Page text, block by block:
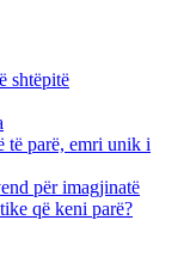
shtëpitë
të parë, emri unik i
për imagjinatë
që keni parë?